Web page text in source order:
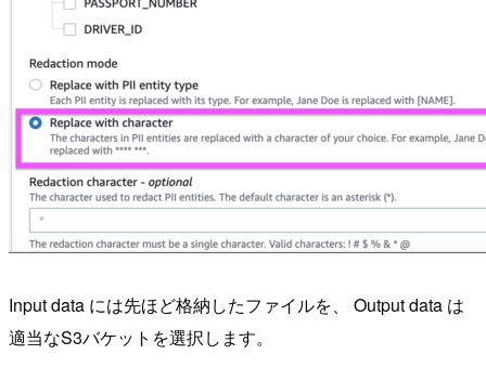
Input data には先ほど格納したファイルを、 Output data は
適当なS3バケットを選択します。